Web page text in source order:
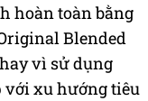
hoàn toàn bằng
Blended
vì sử dụng
với xu hướng tiêu